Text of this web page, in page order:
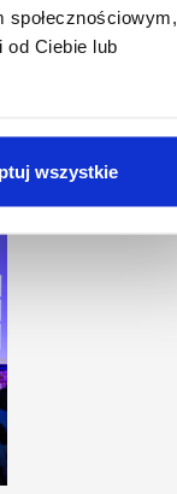
od Ciebie lub
wszystkie